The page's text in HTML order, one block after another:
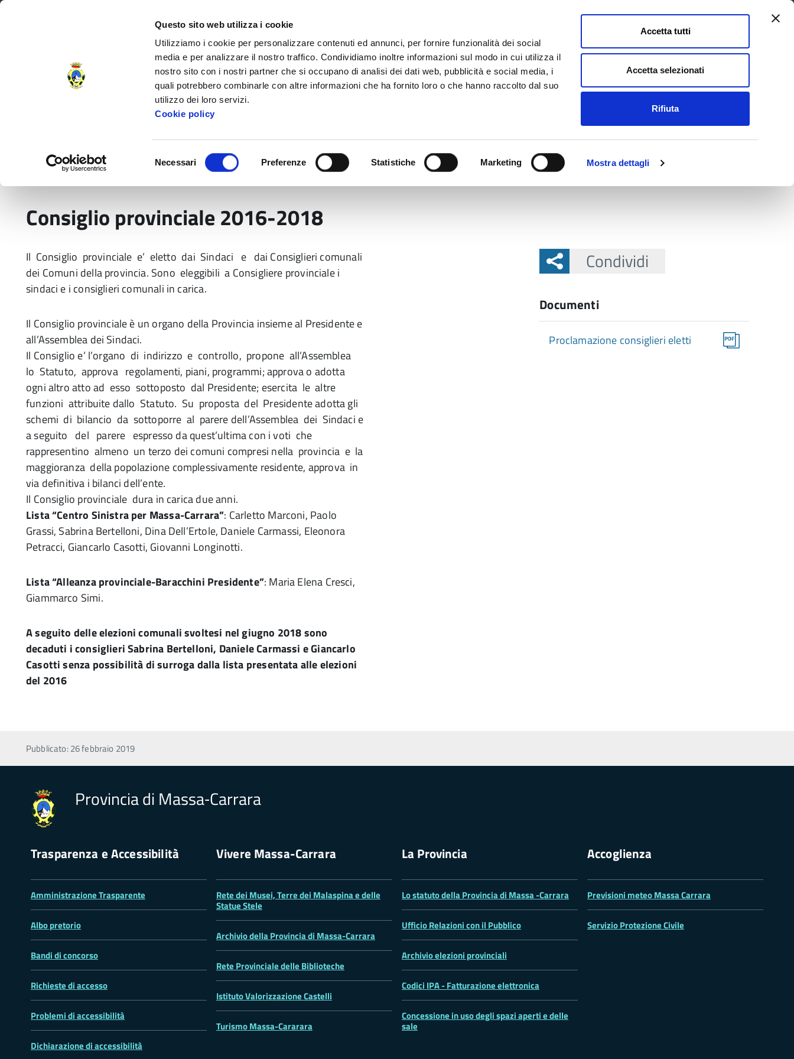
Questo sito web utilizza i cookie
Utilizziamo i cookie per personalizzare contenuti ed annunci, per fornire funzionalità dei social
media e per analizzare il nostro traffico. Condividiamo inoltre informazioni sul modo in cui utilizza il
nostro sito con i nostri partner che si occupano di analisi dei dati web, pubblicità e social media, i
quali potrebbero combinarle con altre informazioni che ha fornito loro o che hanno raccolto dal suo
utilizzo dei loro servizi.
Cookie policy
Necessari Preferenze Statistiche Marketing Mostra dettagli
Accetta tutti
Accetta selezionati
Rifiuta
Provincia di Massa‑Carrara
Seguici su Pagina
Settori e uffici Servizi e Documenti
La Provincia e il territorio
Governo dell'Ente Elezioni Provinciali 2016 Consiglio provinciale 2016-2018
Consiglio provinciale 2016-2018
Il Consiglio provinciale e’ eletto dai Sindaci e dai Consiglieri comunali
dei Comuni della provincia. Sono eleggibili a Consigliere provinciale i
sindaci e i consiglieri comunali in carica.
Il Consiglio provinciale è un organo della Provincia insieme al Presidente e
all’Assemblea dei Sindaci.
Il Consiglio e’ l’organo di indirizzo e controllo, propone all’Assemblea
lo Statuto, approva regolamenti, piani, programmi; approva o adotta
ogni altro atto ad esso sottoposto dal Presidente; esercita le altre
funzioni attribuite dallo Statuto. Su proposta del Presidente adotta gli
schemi di bilancio da sottoporre al parere dell’Assemblea dei Sindaci e
a seguito del parere espresso da quest’ultima con i voti che
rappresentino almeno un terzo dei comuni compresi nella provincia e la
maggioranza della popolazione complessivamente residente, approva in
via definitiva i bilanci dell’ente.
Il Consiglio provinciale dura in carica due anni.
Lista “Centro Sinistra per Massa-Carrara”: Carletto Marconi, Paolo
Grassi, Sabrina Bertelloni, Dina Dell’Ertole, Daniele Carmassi, Eleonora
Petracci, Giancarlo Casotti, Giovanni Longinotti.
Lista “Alleanza provinciale-Baracchini Presidente”: Maria Elena Cresci,
Giammarco Simi.
A seguito delle elezioni comunali svoltesi nel giugno 2018 sono
decaduti i consiglieri Sabrina Bertelloni, Daniele Carmassi e Giancarlo
Casotti senza possibilità di surroga dalla lista presentata alle elezioni
del 2016
Condividi
Documenti
Proclamazione consiglieri eletti
Pubblicato: 26 febbraio 2019
Provincia di Massa‑Carrara
Trasparenza e Accessibilità
Amministrazione Trasparente
Albo pretorio
Bandi di concorso
Richieste di accesso
Problemi di accessibilità
Dichiarazione di accessibilità
Vivere Massa-Carrara
Rete dei Musei, Terre dei Malaspina e delle
Statue Stele
Archivio della Provincia di Massa-Carrara
Rete Provinciale delle Biblioteche
Istituto Valorizzazione Castelli
Turismo Massa-Cararara
La Provincia
Lo statuto della Provincia di Massa -Carrara
Ufficio Relazioni con il Pubblico
Archivio elezioni provinciali
Codici IPA - Fatturazione elettronica
Concessione in uso degli spazi aperti e delle
sale
Accoglienza
Previsioni meteo Massa Carrara
Servizio Protezione Civile